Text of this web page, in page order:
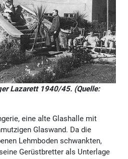
Lazarett 1940/45. (Quelle:
bereits eine Stunde zuvor ein neuer Chefarzt in Zinneberg eingetroffen, Dr. Laue, der mit seinem Personal nicht zur Partei gehört hatte. Die 24 Spezialärzte waren noch ein Jahr in Zinneberg interniert. Die Zusammenarbeit mit dem Kloster, die zunächst nicht gut funktionierte, besserte sich im Laufe der Monate. Bereits im Februar 1946 wurde das Seuchenlazarett in der ehemaligen Schutzengelklasse endgültig aufgelöst. Die Entlassung der Soldaten erfolgte allmählich, am 15. März 1946 verließen die letzten das Haus. Am 1. September 1946 konnte auch der Schulbetrieb ohne Abstriche wieder begonnen werden. Im Oktober 1946 genehmigte der Regierungspräsident die Umwandlung der 1942 zwangsweise eingerichteten Landwirtschaftlichen Berufsschule im Erziehungsheim der Schwestern in eine Hauswirtschaftliche Berufsschule. Die Hauswirtschaftliche Berufsschule besuchten alle im Erziehungsheim befindlichen Mädchen, die nach sieben- bzw. achtjährigem Besuch der Volksschule dort entlassen wurden, bis zur Beendigung ihrer zehnjährigen Schulpflicht, sowie die hauswirtschaftlichen Lehrlinge bis zur Beendigung ihrer Lehrzeit. Zum 11. März 1948 wurde auch die Unterstellung der Schule unter die Volksschule in Glonn wieder rückgängig gemacht und ihr völlige Selbstständigkeit zugesprochen. Als lang gehegter Wunsch konnte im Jahre 1951 auf dem Hof Altenburg ein „Wochenendhaus" errichtet werden. Die dortige Remise wurde umgebaut und an Stelle des Heubodens Raum für 15 Kinder mit Liegestühlen geschaffen. Daneben wurde eine kleine Zelle für die beaufsichtigende Schwester eingerichtet. Kinder aus der Münchener Anstalt konnten sich durch Fleiß und Leistung einen Ausflug nach Altenburg verdienen. Bald kamen wechselweise die Kinder der Herz-Jesu-Klasse bzw. der Herz-Mariä-Klasse. Es gehörte seit jeher zu den Prinzipien einer geschlossenen Anstaltserziehung, dass auf eine strenge Trennung zwischen Kloster und Anstalt einerseits, sowie der Welt außerhalb der Klostermauern andererseits geachtet wurde. So war auch die Klosterkirche eigentlich für Weltleute gesperrt gewesen, bis sich eingebürgert hatte, dass zu Zeiten des Bestehens des Lazarettes auch Weltleute von den nächsten Dörfern in dieser Kirche ihrer Sonntagspflicht genügten. Es kamen nicht nur ältere Leute, sondern auch Burschen und Schulkinder. Von der Leitung des Klosters wurde dies jedoch nicht mehr gerne gesehen, da die Leute den gleichen Weg gehen mussten wie die Mädchen und sie den Kindern durch häufiges Zuspätkommen ein schlechtes Beispiel gaben, besonders wenn sie erst nach der Predigt erschienen. Es erschien erwünscht, den Weltleuten mit Ausnahme der Familien, deren Männer im Kloster angestellt waren, für die Zukunft den Besuch der Klosterkirche an Sonn- und Feiertagen wieder zu verbieten. 1952 wurde tatsächlich der Zugang zur kleinen Zinneberger Klosterkirche wieder beschränkt. Im Übrigen waren die damaligen Verhältnisse insgesamt durchweg positiv: Nach den Kriegszerstörungen war eine große Aufbauleistung getätigt worden. Die einzige größere Schwierigkeit für die Kongregation lag in der Tatsache, dass durch das nationalsozialistische Regime, durch Krieg und Kriegsfolgen die tätigen Kräfte des Klosters sich stark vermindert hatten und bei etlichen Schwestern gesundheitliche Schäden eingetreten waren. Eine Besserung der Verhältnisse hing davon ab, ob sich wieder mehr Berufe aus der katholischen Jugend melden würden. Eines der wichtigsten Ereignisse des Jahres 1953 war die Eröffnung der neuen Abteilung im Neubau des Alten Schlosses. Bis 1953 waren noch die Überreste des Brandes von 1938 mangels Bauarbeitern und fehlenden Materials stehen geblieben. Erst 1953 konnten der Längsbau und die neue Kirche fertig gestellt und ihrer Bestimmung übergeben werden. 1952 waren die entsprechenden Bauarbeiten der Ausbau der Wohnräume im Alten Schloss erfolgte durch die Glonner Firma Braun begonnen worden. Im Parterre wurde eine kleine Lehrküche eingebaut. Am 3. Oktober 1955 war feierliche Einweihung. Nach dem Tode der Lehrerin wurde die Volksschule seit dem Frühjahr 1952 einklassig weiter geführt, was eine besondere Belastung darstellte. Der Unterricht an der Hauswirtschaftlichen Berufsschule erfolgte in drei Klassen. Die Lehrlinge in Damenschneiderei, Waschen und Plätten nahmen am Unterricht teil und erhielten wöchentlich zwei Stunden Fachunterricht. Am 5. Februar 1954 bezog die Volksschule einen großen Raum im Schutzengelhaus, während die Berufs- und die Fachschule im Ecksaal des Hauses St. Michael verblieben. Am 1. April 1954 konnte endlich auch die zweite Planstelle besetzt werden; Sr. M. Aquinata Strehle hatte neben der Schulleitung noch die Berufsschule und den Fachunterricht für die Lehrlinge inne. M. Aquinata war im Mai 1952 die Leitung der Anstaltsschule übertragen worden, und 1957 wurde sie zur Oberlehrerin, 1963 durch die Regierung offiziell zur planmäßigen Volksschulleiterin ernannt. Am 1. April 1958 erfolgte die vermögensrechtliche und organisatorische Trennung des Zinneberger Hauses von jenem in München, so dass die seit dem Anfang bestehende Abhängigkeit bzw. Unselbständigkeit Zinnebergs endgültig aufgehob